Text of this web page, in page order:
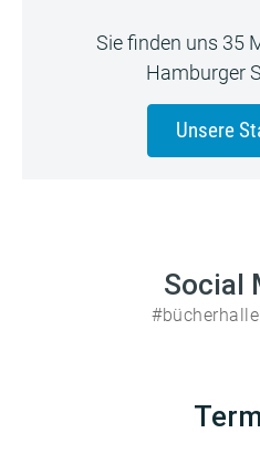
Sie finden uns 35
Hamburger
Unsere
Social